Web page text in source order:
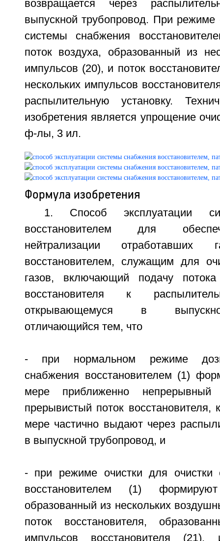
возвращается через
выпускной трубопровод. При режиме
системы снабжения
поток воздуха, образованный из
импульсов (20), и поток
нескольких импульсов
распылительную установку.
изобретения является упрощение
ф-лы, 3 ил.
Формула изобретения
1. Способ эксплуатации
восстановителем для
нейтрализации отработавших
восстановителем, служащим для
газов, включающий подачу
восстановителя к
открывающемуся в
отличающийся тем, что
- при нормальном режиме
снабжения восстановителем (1)
мере приближенно
прерывистый поток
мере частично выдают через
в выпускной трубопровод, и
- при режиме очистки для очистки
восстановителем (1)
образованный из нескольких
поток восстановителя,
импульсов восстановителя